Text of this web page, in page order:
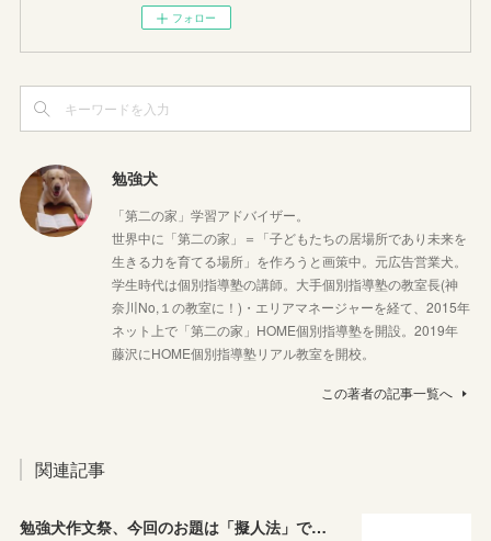
フォロー
勉強犬
「第二の家」学習アドバイザー。
世界中に「第二の家」＝「子どもたちの居場所であり未来を
生きる力を育てる場所」を作ろうと画策中。元広告営業犬。
学生時代は個別指導塾の講師。大手個別指導塾の教室長(神
奈川No,１の教室に！)・エリアマネージャーを経て、2015年
ネット上で「第二の家」HOME個別指導塾を開設。2019年
藤沢にHOME個別指導塾リアル教室を開校。
この著者の記事一覧へ
関連記事
勉強犬作文祭、今回のお題は「擬人法」です！